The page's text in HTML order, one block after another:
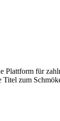
Plattform für
Titel zum